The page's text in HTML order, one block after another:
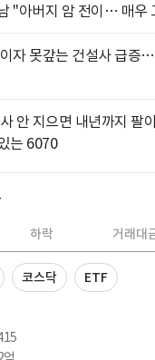
"아버지 암 전이… 매우
자 못갚는 건설사 급증
안 지으면 내년까지 팔
는 6070
하락 거래대
코스닥 ETF